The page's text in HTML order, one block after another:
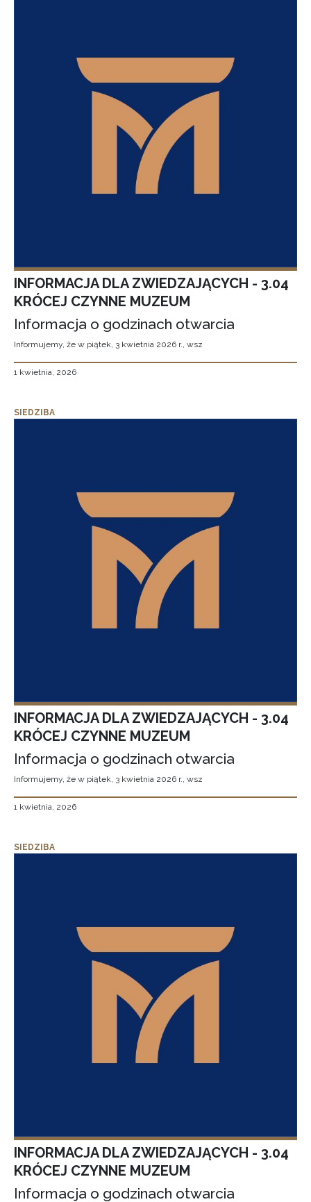
INFORMACJA DLA ZWIEDZAJĄCYCH - 3.04
KRÓCEJ CZYNNE MUZEUM
Informacja o godzinach otwarcia
Informujemy, że w piątek, 3 kwietnia 2026 r., wsz
1 kwietnia, 2026
SIEDZIBA
INFORMACJA DLA ZWIEDZAJĄCYCH - 3.04
KRÓCEJ CZYNNE MUZEUM
Informacja o godzinach otwarcia
Informujemy, że w piątek, 3 kwietnia 2026 r., wsz
1 kwietnia, 2026
SIEDZIBA
INFORMACJA DLA ZWIEDZAJĄCYCH - 3.04
KRÓCEJ CZYNNE MUZEUM
Informacja o godzinach otwarcia